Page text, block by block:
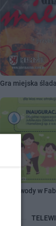
Gra miejska
Dzień wody w